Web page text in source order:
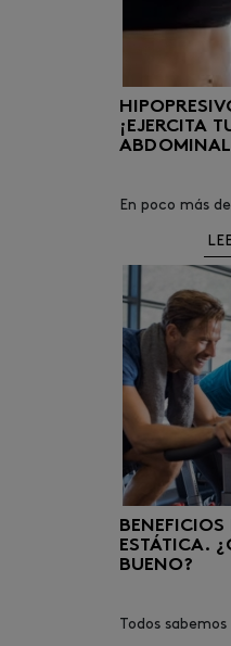
¡EJERCITA
En poco más
personas
ejercicio y
medida que se
temporada
BENEFICIOS
ESTÁTICA.
BUENO?
Todos